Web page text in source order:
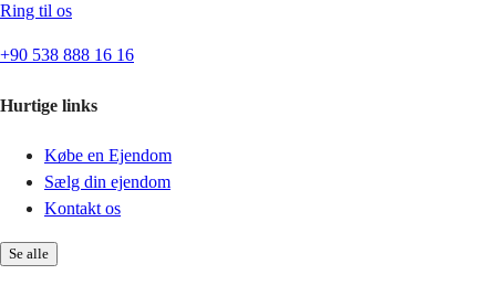
Ring til os
+90 538 888 16 16
Hurtige links
Købe en Ejendom
Sælg din ejendom
Kontakt os
Se alle